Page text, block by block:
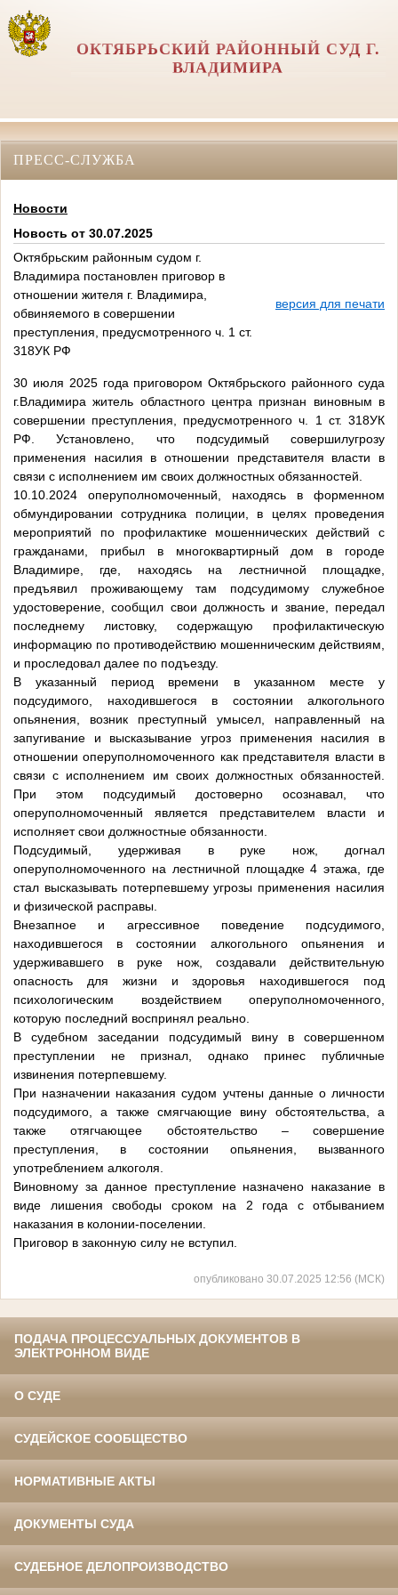
ОКТЯБРЬСКИЙ РАЙОННЫЙ СУД Г.
ВЛАДИМИРА
ПРЕСС-СЛУЖБА
Новости
Новость от 30.07.2025
Октябрьским районным судом г.
Владимира постановлен приговор в
отношении жителя г. Владимира,
обвиняемого в совершении
преступления, предусмотренного ч. 1 ст.
318УК РФ
версия для печати
30 июля 2025 года приговором Октябрьского районного суда
г.Владимира житель областного центра признан виновным в
совершении преступления, предусмотренного ч. 1 ст. 318УК
РФ. Установлено, что подсудимый совершилугрозу
применения насилия в отношении представителя власти в
связи с исполнением им своих должностных обязанностей.
10.10.2024 оперуполномоченный, находясь в форменном
обмундировании сотрудника полиции, в целях проведения
мероприятий по профилактике мошеннических действий с
гражданами, прибыл в многоквартирный дом в городе
Владимире, где, находясь на лестничной площадке,
предъявил проживающему там подсудимому служебное
удостоверение, сообщил свои должность и звание, передал
последнему листовку, содержащую профилактическую
информацию по противодействию мошенническим действиям,
и проследовал далее по подъезду.
В указанный период времени в указанном месте у
подсудимого, находившегося в состоянии алкогольного
опьянения, возник преступный умысел, направленный на
запугивание и высказывание угроз применения насилия в
отношении оперуполномоченного как представителя власти в
связи с исполнением им своих должностных обязанностей.
При этом подсудимый достоверно осознавал, что
оперуполномоченный является представителем власти и
исполняет свои должностные обязанности.
Подсудимый, удерживая в руке нож, догнал
оперуполномоченного на лестничной площадке 4 этажа, где
стал высказывать потерпевшему угрозы применения насилия
и физической расправы.
Внезапное и агрессивное поведение подсудимого,
находившегося в состоянии алкогольного опьянения и
удерживавшего в руке нож, создавали действительную
опасность для жизни и здоровья находившегося под
психологическим воздействием оперуполномоченного,
которую последний воспринял реально.
В судебном заседании подсудимый вину в совершенном
преступлении не признал, однако принес публичные
извинения потерпевшему.
При назначении наказания судом учтены данные о личности
подсудимого, а также смягчающие вину обстоятельства, а
также отягчающее обстоятельство – совершение
преступления, в состоянии опьянения, вызванного
употреблением алкоголя.
Виновному за данное преступление назначено наказание в
виде лишения свободы сроком на 2 года с отбыванием
наказания в колонии-поселении.
Приговор в законную силу не вступил.
опубликовано 30.07.2025 12:56 (МСК)
ПОДАЧА ПРОЦЕССУАЛЬНЫХ ДОКУМЕНТОВ В
ЭЛЕКТРОННОМ ВИДЕ
О СУДЕ
СУДЕЙСКОЕ СООБЩЕСТВО
НОРМАТИВНЫЕ АКТЫ
ДОКУМЕНТЫ СУДА
СУДЕБНОЕ ДЕЛОПРОИЗВОДСТВО